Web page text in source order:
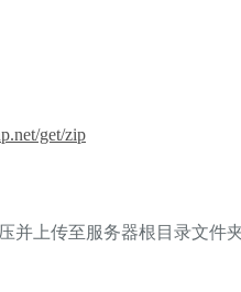
get/zip
并上传至服务器根目录文件